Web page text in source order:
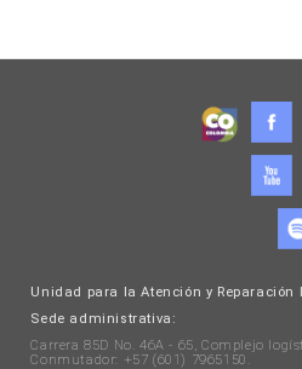
Unidad para la Atención y
Sede administrativa:
Carrera 85D No. 46A - 65, Complejo
Conmutador: +57 (601) 7965150.